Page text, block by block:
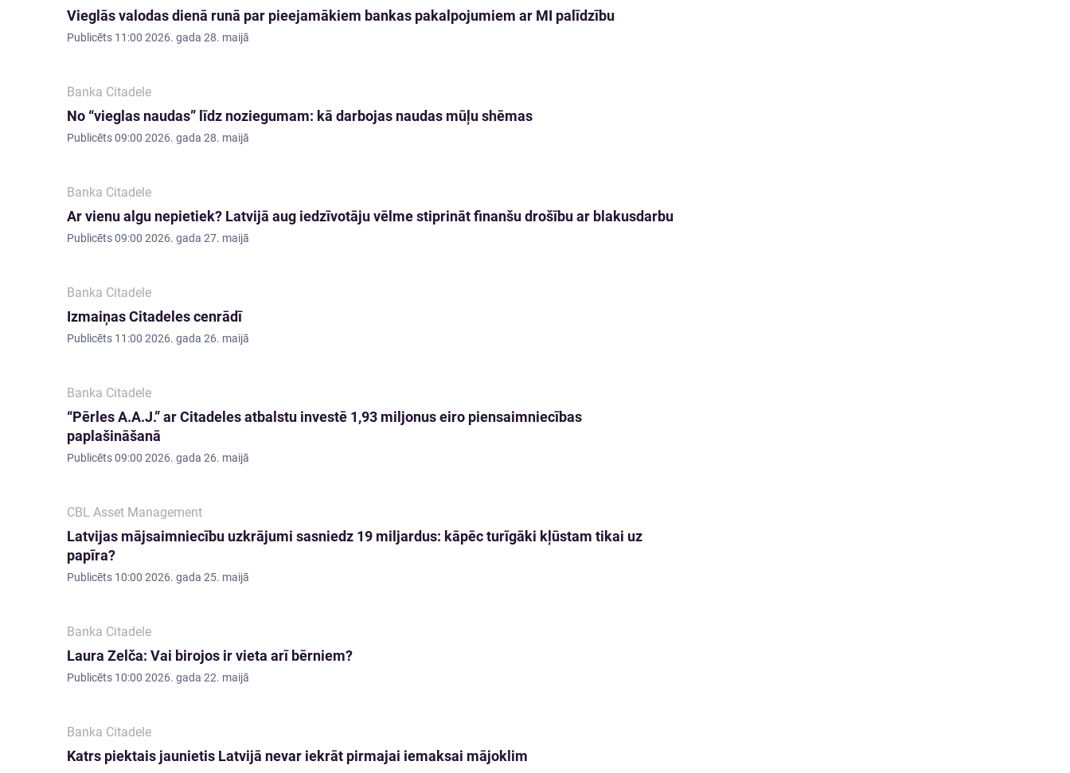
Vieglās valodas dienā runā par pieejamākiem bankas pakalpojumiem ar MI palīdzību
Publicēts 11:00 2026. gada 28. maijā
Banka Citadele
No “vieglas naudas” līdz noziegumam: kā darbojas naudas mūļu shēmas
Publicēts09:00 2026. gada 28. maijā
Banka Citadele
Ar vienu algu nepietiek? Latvijā aug iedzīvotāju vēlme stiprināt finanšu drošību ar blakusdarbu
Publicēts09:00 2026. gada 27. maijā
Banka Citadele
Izmaiņas Citadeles cenrādī
Publicēts 11:00 2026. gada 26. maijā
Banka Citadele
“Pērles A.A.J.” ar Citadeles atbalstu investē 1,93 miljonus eiro piensaimniecības
paplašināšanā
Publicēts09:00 2026. gada 26. maijā
CBL Asset Management
Latvijas mājsaimniecību uzkrājumi sasniedz 19 miljardus: kāpēc turīgāki kļūstam tikai uz
papīra?
Publicēts 10:00 2026. gada 25. maijā
Banka Citadele
Laura Zelča: Vai birojos ir vieta arī bērniem?
Publicēts 10:00 2026. gada 22. maijā
Banka Citadele
Katrs piektais jaunietis Latvijā nevar iekrāt pirmajai iemaksai mājoklim